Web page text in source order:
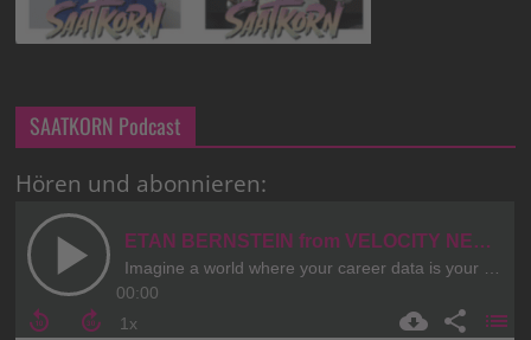
SAATKORN Podcast
Hören und abonnieren: